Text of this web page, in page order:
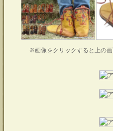
※画像をクリックすると上の画